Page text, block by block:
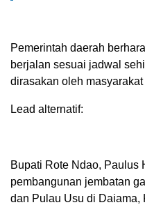
Pemerintah daerah
berjalan sesuai jadwal
dirasakan oleh
Lead alternatif:
Bupati Rote Ndao, Paulus
pembangunan jembatan
dan Pulau Usu di Daiama,